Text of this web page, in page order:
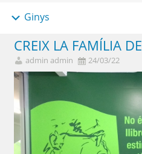
Ginys
CREIX LA FAMÍLIA
admin admin 24/03/22